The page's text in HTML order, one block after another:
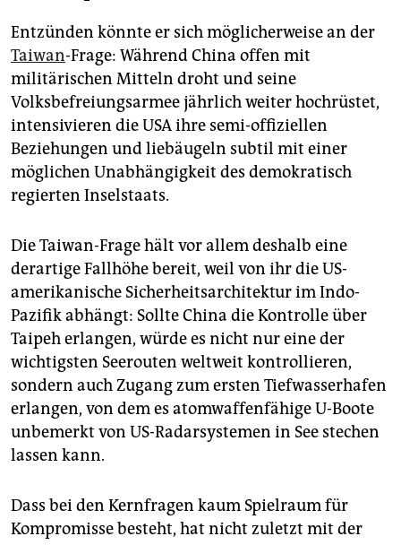
Entzünden könnte er sich möglicherweise an der
Taiwan-Frage: Während China offen mit
militärischen Mitteln droht und seine
Volksbefreiungsarmee jährlich weiter hochrüstet,
intensivieren die USA ihre semi-offiziellen
Beziehungen und liebäugeln subtil mit einer
möglichen Unabhängigkeit des demokratisch
regierten Inselstaats.
Die Taiwan-Frage hält vor allem deshalb eine
derartige Fallhöhe bereit, weil von ihr die US-
amerikanische Sicherheitsarchitektur im Indo-
Pazifik abhängt: Sollte China die Kontrolle über
Taipeh erlangen, würde es nicht nur eine der
wichtigsten Seerouten weltweit kontrollieren,
sondern auch Zugang zum ersten Tiefwasserhafen
erlangen, von dem es atomwaffenfähige U-Boote
unbemerkt von US-Radarsystemen in See stechen
lassen kann.
Dass bei den Kernfragen kaum Spielraum für
Kompromisse besteht, hat nicht zuletzt mit der